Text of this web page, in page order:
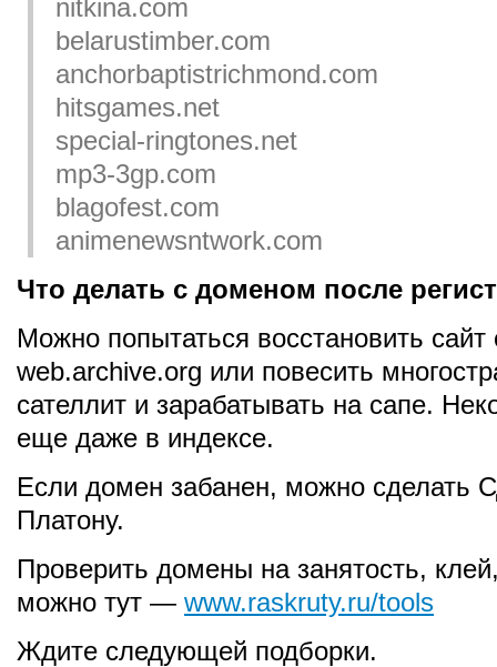
nitkina.com
belarustimber.com
anchorbaptistrichmond.com
hitsgames.net
special-ringtones.net
mp3-3gp.com
blagofest.com
animenewsntwork.com
Что делать с доменом после
Можно попытаться восстановить
web.archive.org или повесить
сателлит и зарабатывать на сапе.
еще даже в индексе.
Если домен забанен, можно сделать
Платону.
Проверить домены на занятость,
можно тут — www.raskruty.ru/tools
Ждите следующей подборки.